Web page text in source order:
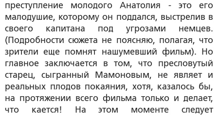
преступление молодого Анатолия - это его
малодушие, которому он поддался, выстрелив в
своего капитана под угрозами немцев.
(Подробности сюжета не поясняю, полагая, что
зрители еще помнят нашумевший фильм). Но
главное заключается в том, что пресловутый
старец, сыгранный Мамоновым, не являет и
реальных плодов покаяния, хотя, казалось бы,
на протяжении всего фильма только и делает,
что кается! На этом моменте следует